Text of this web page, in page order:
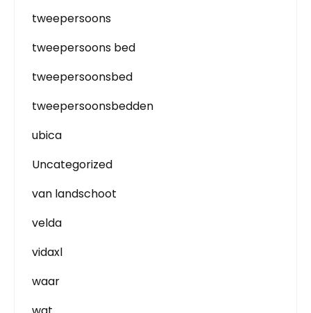
tweepersoons
tweepersoons bed
tweepersoonsbed
tweepersoonsbedden
ubica
Uncategorized
van landschoot
velda
vidaxl
waar